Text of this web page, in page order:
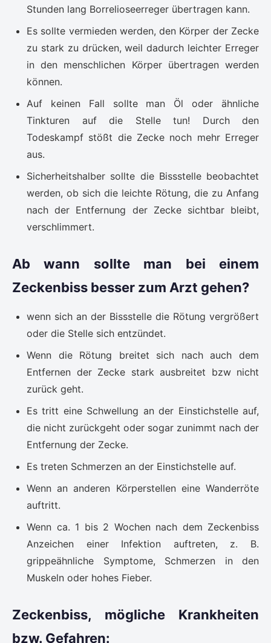
Stunden lang Borrelioseerreger übertragen kann.
Es sollte vermieden werden, den Körper der Zecke
zu stark zu drücken, weil dadurch leichter Erreger
in den menschlichen Körper übertragen werden
können.
Auf keinen Fall sollte man Öl oder ähnliche
Tinkturen auf die Stelle tun! Durch den
Todeskampf stößt die Zecke noch mehr Erreger
aus.
Sicherheitshalber sollte die Bissstelle beobachtet
werden, ob sich die leichte Rötung, die zu Anfang
nach der Entfernung der Zecke sichtbar bleibt,
verschlimmert.
Ab wann sollte man bei einem
Zeckenbiss besser zum Arzt gehen?
wenn sich an der Bissstelle die Rötung vergrößert
oder die Stelle sich entzündet.
Wenn die Rötung breitet sich nach auch dem
Entfernen der Zecke stark ausbreitet bzw nicht
zurück geht.
Es tritt eine Schwellung an der Einstichstelle auf,
die nicht zurückgeht oder sogar zunimmt nach der
Entfernung der Zecke.
Es treten Schmerzen an der Einstichstelle auf.
Wenn an anderen Körperstellen eine Wanderröte
auftritt.
Wenn ca. 1 bis 2 Wochen nach dem Zeckenbiss
Anzeichen einer Infektion auftreten, z. B.
grippeähnliche Symptome, Schmerzen in den
Muskeln oder hohes Fieber.
Zeckenbiss, mögliche Krankheiten
bzw. Gefahren: